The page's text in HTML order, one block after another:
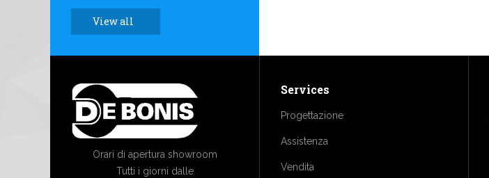
View all
Orari di apertura showroom
Tutti i giorni dalle
Services
Progettazione
Assistenza
Vendita